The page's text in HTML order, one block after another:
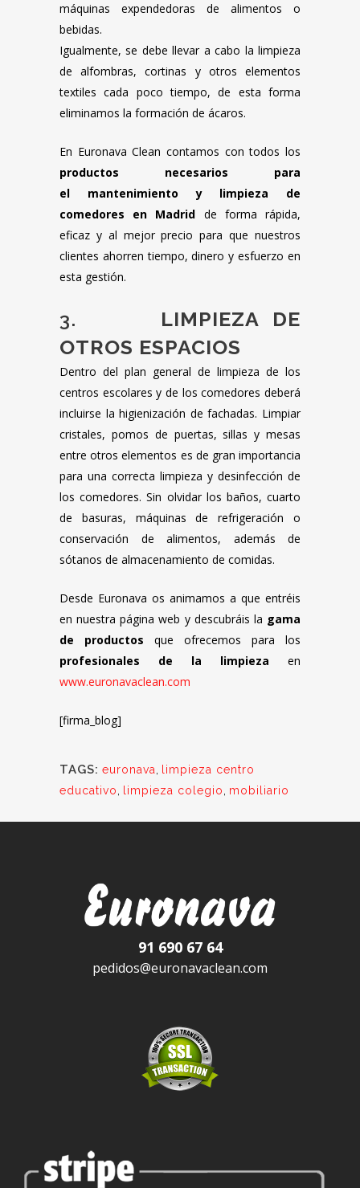
máquinas expendedoras de alimentos o
bebidas.
Igualmente, se debe llevar a cabo la limpieza
de alfombras, cortinas y otros elementos
textiles cada poco tiempo, de esta forma
eliminamos la formación de ácaros.
En Euronava Clean contamos con todos los
productos necesarios para
el mantenimiento y limpieza de
comedores en Madrid de forma rápida,
eficaz y al mejor precio para que nuestros
clientes ahorren tiempo, dinero y esfuerzo en
esta gestión.
3. LIMPIEZA DE
OTROS ESPACIOS
Dentro del plan general de limpieza de los
centros escolares y de los comedores deberá
incluirse la higienización de fachadas. Limpiar
cristales, pomos de puertas, sillas y mesas
entre otros elementos es de gran importancia
para una correcta limpieza y desinfección de
los comedores. Sin olvidar los baños, cuarto
de basuras, máquinas de refrigeración o
conservación de alimentos, además de
sótanos de almacenamiento de comidas.
Desde Euronava os animamos a que entréis
en nuestra página web y descubráis la gama
de productos que ofrecemos para los
profesionales de la limpieza en
www.euronavaclean.com
[firma_blog]
TAGS: euronava, limpieza centro
educativo, limpieza colegio, mobiliario
91 690 67 64
pedidos@euronavaclean.com